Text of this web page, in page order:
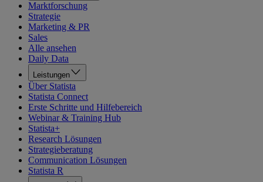
Marktforschung
Strategie
Marketing & PR
Sales
Alle ansehen
Daily Data
Leistungen
Über Statista
Statista Connect
Erste Schritte und Hilfebereich
Webinar & Training Hub
Statista+
Research Lösungen
Strategieberatung
Communication Lösungen
Statista R